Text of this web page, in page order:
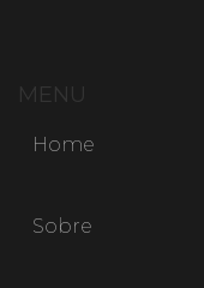
MENU
Home
Sobre